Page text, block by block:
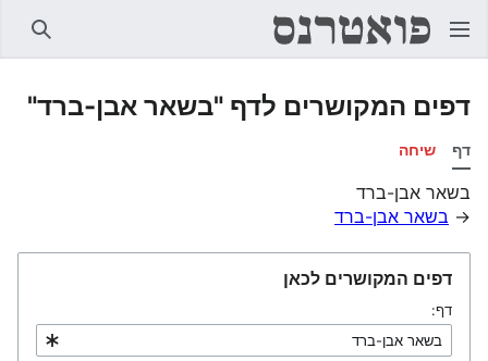
דפים המקושרים לדף "בשאר אבן-ברד"
דף שיחה
בשאר אבן-ברד
→ בשאר אבן-ברד
דפים המקושרים לכאן
דף: